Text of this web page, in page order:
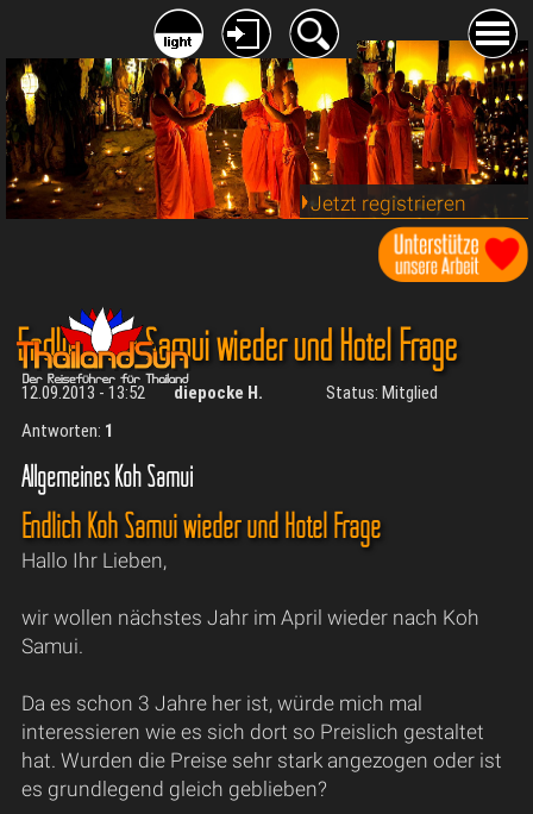
Jetzt registrieren
Endlich Koh Samui wieder und Hotel Frage
12.09.2013 - 13:52 diepocke H.
Status: Mitglied
Antworten: 1
Allgemeines Koh Samui
Endlich Koh Samui wieder und Hotel Frage
Hallo Ihr Lieben,
wir wollen nächstes Jahr im April wieder nach Koh
Samui.
Da es schon 3 Jahre her ist, würde mich mal
interessieren wie es sich dort so Preislich gestaltet
hat. Wurden die Preise sehr stark angezogen oder ist
es grundlegend gleich geblieben?